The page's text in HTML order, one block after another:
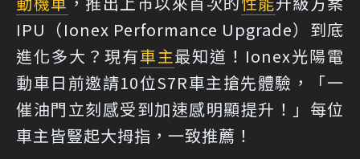
IPU（Ionex Performance Upgrade）到底
進化多大？現有車主最知道！Ionex光陽電
動車日前邀請10位S7R車主搶先體驗，「一
催油門立刻感受到加速感明顯提升！」每位
車主皆豎起大拇指，一致推薦！